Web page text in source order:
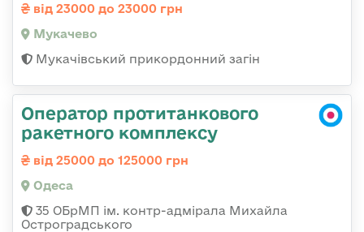
від 23000 до 23000 грн
Мукачево
Мукачівський прикордонний загін
Оператор протитанкового
ракетного комплексу
від 25000 до 125000 грн
Одеса
35 ОБрМП ім. контр-адмірала Михайла
Остроградського